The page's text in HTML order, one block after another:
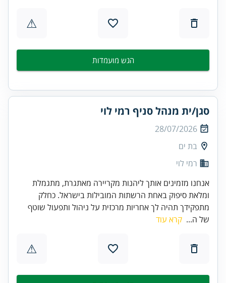
⚠
הגש מועמדות
סגן/ית מנהל סניף רמי לוי
28/07/2026
בת ים
רמי לוי
אנחנו מזמינים אותך ליהנות מקריירה מאתגרת, מתגמלת
ומלאת סיפוק באחת הרשתות המובילות בישראל. כחלק
מתפקידך תהיה לך אחריות מרכזית על ניהול ותפעול שוטף
של ה... קרא עוד
⚠